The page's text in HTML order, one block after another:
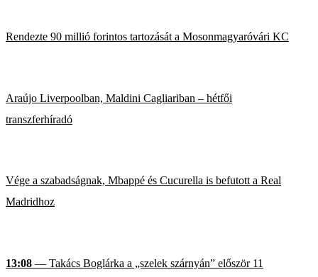
Rendezte 90 millió forintos tartozását a Mosonmagyaróvári KC
Araújo Liverpoolban, Maldini Cagliariban – hétfői
transzferhíradó
Vége a szabadságnak, Mbappé és Cucurella is befutott a Real
Madridhoz
13:08 — Takács Boglárka a „szelek szárnyán” először 11